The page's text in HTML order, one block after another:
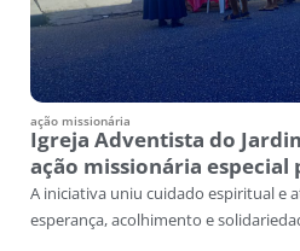
ação missionária
Igreja Adventista do
ação missionária especial
A iniciativa uniu cuidado espiritual e
esperança, acolhimento e